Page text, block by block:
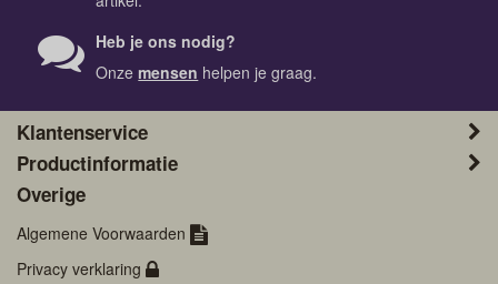
Heb je ons nodig?
Onzemensen helpen je graag.
Klantenservice
Productinformatie
Overige
Algemene Voorwaarden
Privacy verklaring